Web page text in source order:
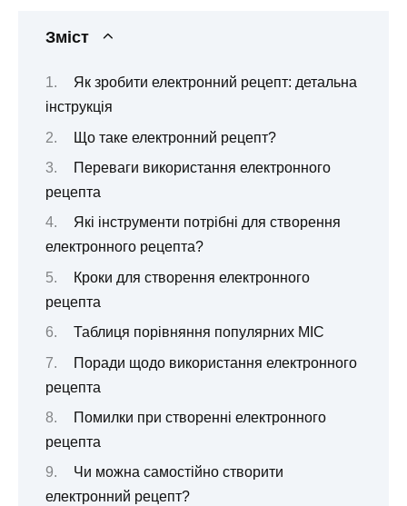
Зміст
Як зробити електронний рецепт: детальна
інструкція
Що таке електронний рецепт?
Переваги використання електронного
рецепта
Які інструменти потрібні для створення
електронного рецепта?
Кроки для створення електронного
рецепта
Таблиця порівняння популярних МІС
Поради щодо використання електронного
рецепта
Помилки при створенні електронного
рецепта
Чи можна самостійно створити
електронний рецепт?